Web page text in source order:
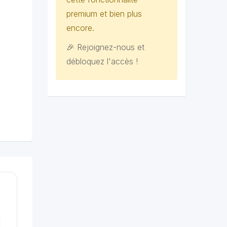
premium et bien plus
encore.
🎉 Rejoignez-nous et
débloquez l'accès !